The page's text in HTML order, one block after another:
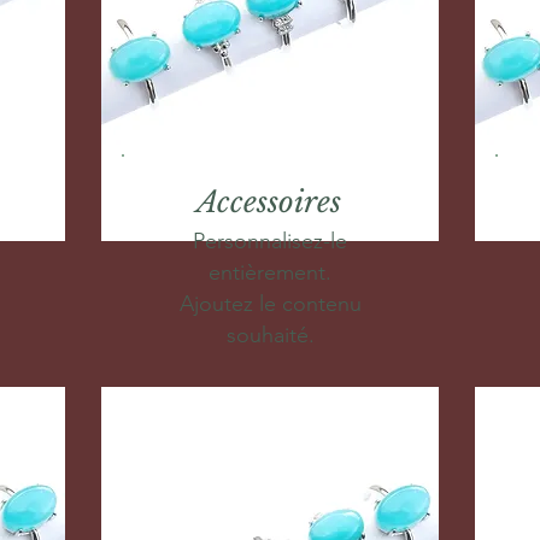
Accessoires
Personnalisez-le
entièrement.
Ajoutez le contenu
souhaité.